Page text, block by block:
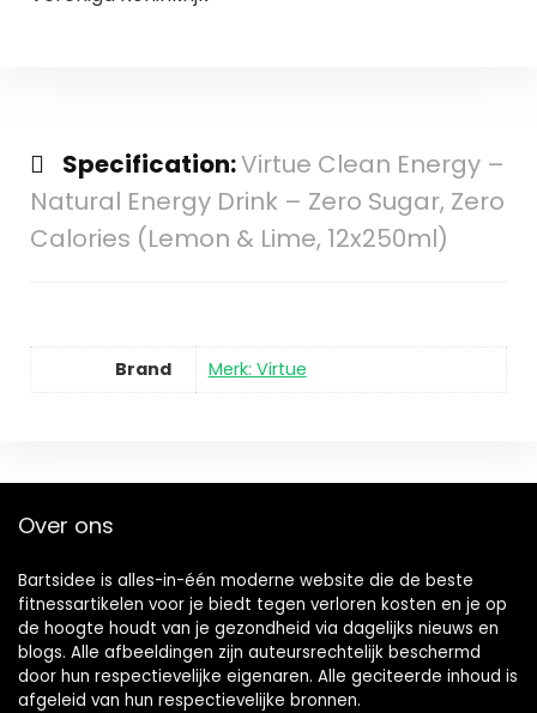
Specification:Virtue Clean Energy –
Natural Energy Drink – Zero Sugar, Zero
Calories (Lemon & Lime, 12x250ml)
Brand Merk: Virtue
Over ons
Bartsidee is alles-in-één moderne website die de beste
fitnessartikelen voor je biedt tegen verloren kosten en je op
de hoogte houdt van je gezondheid via dagelijks nieuws en
blogs. Alle afbeeldingen zijn auteursrechtelijk beschermd
door hun respectievelijke eigenaren. Alle geciteerde inhoud is
afgeleid van hun respectievelijke bronnen.